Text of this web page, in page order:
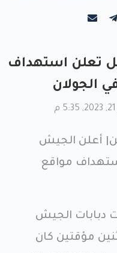
تعلن استهداف
الجولان
أعلن الجيش
مواقع
دبابات الجيش
مؤقتين كان